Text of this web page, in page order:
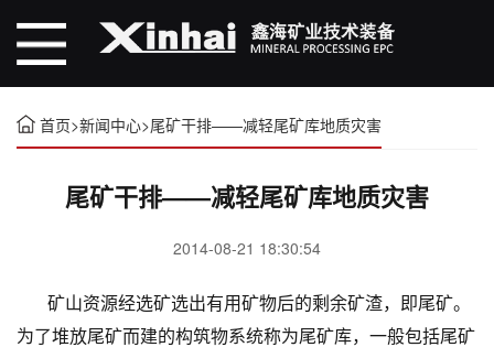
首页>新闻中心>尾矿干排——减轻尾矿库地质灾害
尾矿干排——减轻尾矿库地质灾害
2014-08-21 18:30:54
矿山资源经选矿选出有用矿物后的剩余矿渣，即尾矿。
为了堆放尾矿而建的构筑物系统称为尾矿库，一般包括尾矿